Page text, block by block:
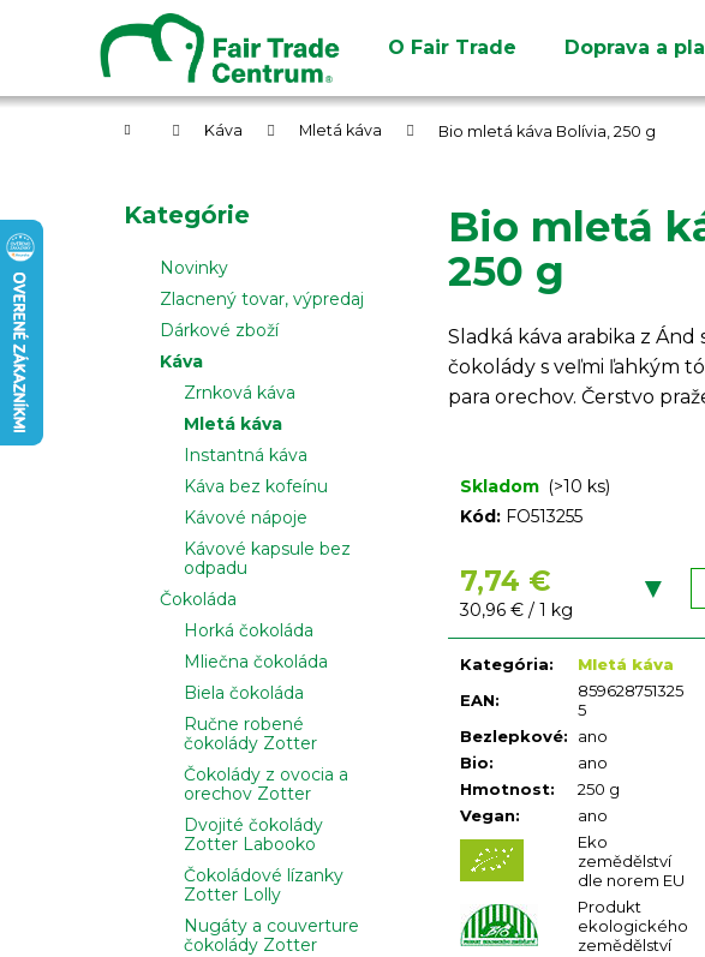
O Fair Trade Doprava a
Domov Káva Mletá káva Bio mletá káva Bolívia, 250 g
Preskočiť
kategórie
Kategórie
Novinky
Zlacnený tovar, výpredaj
Dárkové zboží
Káva
Zrnková káva
Mletá káva
Instantná káva
Káva bez kofeínu
Kávové nápoje
Kávové kapsule bez
odpadu
Čokoláda
Horká čokoláda
Mliečna čokoláda
Biela čokoláda
Ručne robené
čokolády Zotter
Čokolády z ovocia a
orechov Zotter
Dvojité čokolády
Zotter Labooko
Čokoládové lízanky
Zotter Lolly
Nugáty a couverture
čokolády Zotter
Bio mletá
250 g
Sladká káva arabika z
čokolády s veľmi ľahkým
para orechov. Čerstvo
Skladom (>10 ks)
Kód: FO513255
7,74 €
Jednotková
cena:
30,96 € / 1 kg
Kategória:
Mletá káva
EAN:
859628751325
5
Bezlepkové:
ano
Bio:
ano
Hmotnost:
250 g
Vegan:
ano
Eko
zemědělství
dle norem EU
Produkt
ekologického
zemědělství
í
Späť
do
Späť
do
Čo